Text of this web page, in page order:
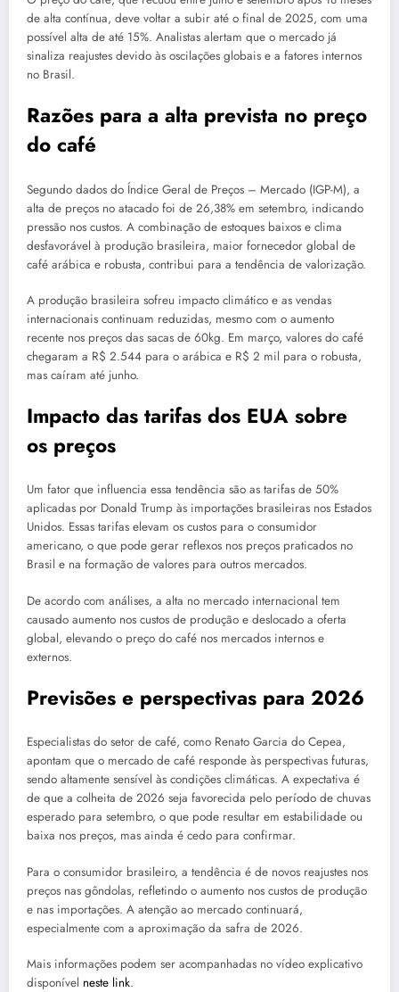
de alta contínua, deve voltar a subir até o final de 2025, com uma
possível alta de até 15%. Analistas alertam que o mercado já
sinaliza reajustes devido às oscilações globais e a fatores internos
no Brasil.
Razões para a alta prevista no preço
do café
Segundo dados do Índice Geral de Preços – Mercado (IGP-M), a
alta de preços no atacado foi de 26,38% em setembro, indicando
pressão nos custos. A combinação de estoques baixos e clima
desfavorável à produção brasileira, maior fornecedor global de
café arábica e robusta, contribui para a tendência de valorização.
A produção brasileira sofreu impacto climático e as vendas
internacionais continuam reduzidas, mesmo com o aumento
recente nos preços das sacas de 60kg. Em março, valores do café
chegaram a R$ 2.544 para o arábica e R$ 2 mil para o robusta,
mas caíram até junho.
Impacto das tarifas dos EUA sobre
os preços
Um fator que influencia essa tendência são as tarifas de 50%
aplicadas por Donald Trump às importações brasileiras nos Estados
Unidos. Essas tarifas elevam os custos para o consumidor
americano, o que pode gerar reflexos nos preços praticados no
Brasil e na formação de valores para outros mercados.
De acordo com análises, a alta no mercado internacional tem
causado aumento nos custos de produção e deslocado a oferta
global, elevando o preço do café nos mercados internos e
externos.
Previsões e perspectivas para 2026
Especialistas do setor de café, como Renato Garcia do Cepea,
apontam que o mercado de café responde às perspectivas futuras,
sendo altamente sensível às condições climáticas. A expectativa é
de que a colheita de 2026 seja favorecida pelo período de chuvas
esperado para setembro, o que pode resultar em estabilidade ou
baixa nos preços, mas ainda é cedo para confirmar.
Para o consumidor brasileiro, a tendência é de novos reajustes nos
preços nas gôndolas, refletindo o aumento nos custos de produção
e nas importações. A atenção ao mercado continuará,
especialmente com a aproximação da safra de 2026.
Mais informações podem ser acompanhadas no vídeo explicativo
disponível neste link.